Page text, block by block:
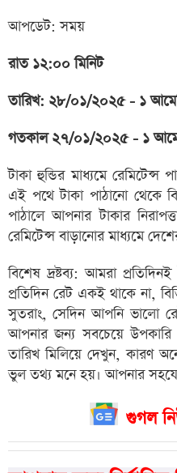
আপডেট: সময়
রাত ১২:০০ মিনিট
তারিখ: ২৮/০১/২০২৫ - ১
গতকাল ২৭/০১/২০২৫ - ১
টাকা হুন্ডির মাধ্যমে
এই পথে টাকা পাঠানো থেকে
পাঠালে আপনার টাকার
রেমিটেন্স বাড়ানোর মাধ্যমে
বিশেষ দ্রষ্টব্য: আমরা
প্রতিদিন রেট একই থাকে না,
সুতরাং, সেদিন আপনি ভালো
আপনার জন্য সবচেয়ে
তারিখ মিলিয়ে দেখুন, কারণ
ভুল তথ্য মনে হয়। আপনার
গুগল